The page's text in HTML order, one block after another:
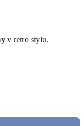
v retro stylu.